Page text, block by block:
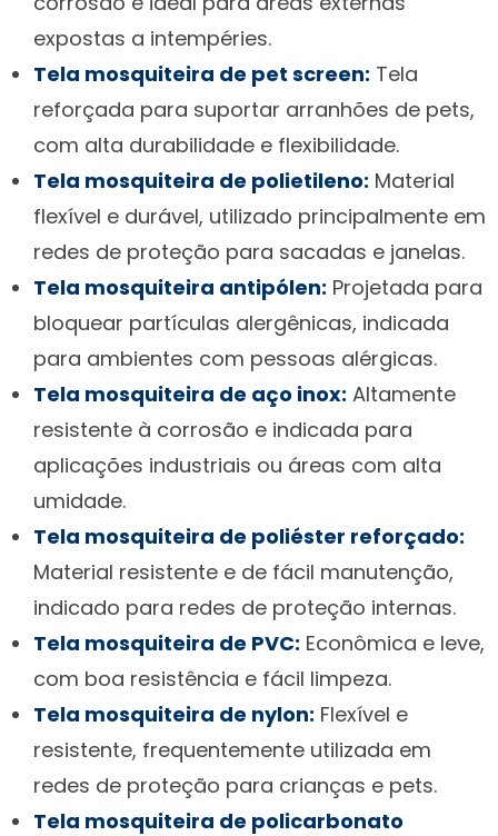
expostas a intempéries.
Tela mosquiteira de pet screen: Tela
reforçada para suportar arranhões de pets,
com alta durabilidade e flexibilidade.
Tela mosquiteira de polietileno: Material
flexível e durável, utilizado principalmente em
redes de proteção para sacadas e janelas.
Tela mosquiteira antipólen: Projetada para
bloquear partículas alergênicas, indicada
para ambientes com pessoas alérgicas.
Tela mosquiteira de aço inox: Altamente
resistente à corrosão e indicada para
aplicações industriais ou áreas com alta
umidade.
Tela mosquiteira de poliéster reforçado:
Material resistente e de fácil manutenção,
indicado para redes de proteção internas.
Tela mosquiteira de PVC: Econômica e leve,
com boa resistência e fácil limpeza.
Tela mosquiteira de nylon: Flexível e
resistente, frequentemente utilizada em
redes de proteção para crianças e pets.
Tela mosquiteira de policarbonato